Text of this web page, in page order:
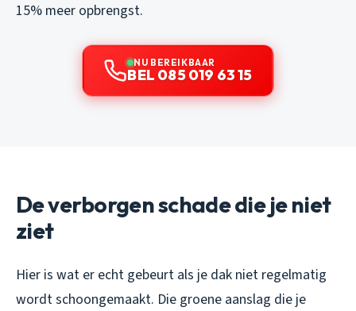
15% meer opbrengst.
NU BEREIKBAAR
BEL 085 019 63 15
De verborgen schade die je niet
ziet
Hier is wat er echt gebeurt als je dak niet regelmatig
wordt schoongemaakt. Die groene aanslag die je